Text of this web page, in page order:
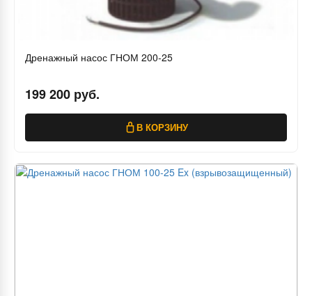
Дренажный насос ГНОМ 200-25
199 200 руб.
В КОРЗИНУ